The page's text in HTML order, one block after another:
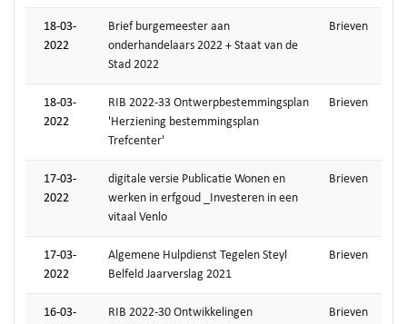
18-03-
2022
Brief burgemeester aan
onderhandelaars 2022 + Staat van de
Stad 2022
Brieven
18-03-
2022
RIB 2022-33 Ontwerpbestemmingsplan
'Herziening bestemmingsplan
Trefcenter'
Brieven
17-03-
2022
digitale versie Publicatie Wonen en
werken in erfgoud _Investeren in een
vitaal Venlo
Brieven
17-03-
2022
Algemene Hulpdienst Tegelen Steyl
Belfeld Jaarverslag 2021
Brieven
16-03-
RIB 2022-30 Ontwikkelingen
Brieven